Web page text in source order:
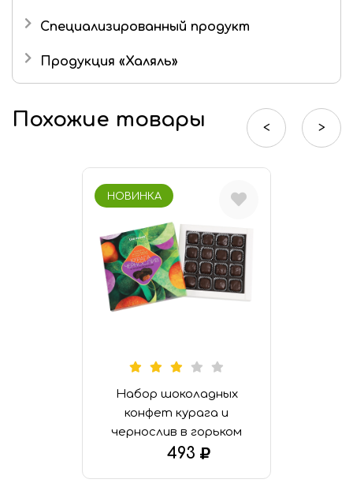
Шоколадные конфеты
Специализированный продукт
Продукция «Халяль»
Шоколад «Халяль»
Финико-кунжутные конфеты «Халяль»
Похожие товары
НОВИНКА
Набор шоколадных
конфет курага и
чернослив в горьком
шоколаде
493
< >